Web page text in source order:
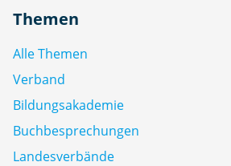
Themen
Alle Themen
Verband
Bildungsakademie
Buchbesprechungen
Landesverbände